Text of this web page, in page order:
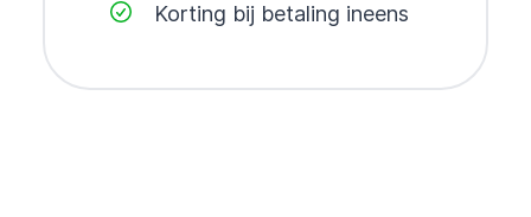
Korting bij betaling ineens